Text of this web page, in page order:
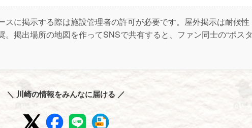
スに掲示する際は施設管理者の許可が必要です。屋外掲示は耐候性
掲出場所の地図を作ってSNSで共有すると、ファン同士の“ポスタ
＼ 川崎の情報をみんなに届ける ／